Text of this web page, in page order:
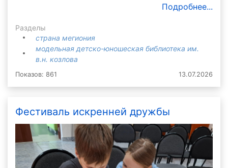
Подробнее...
Разделы
страна мегиония
модельная детско-юношеская библиотека им.
в.н. козлова
Показов: 861 13.07.2026
Фестиваль искренней дружбы